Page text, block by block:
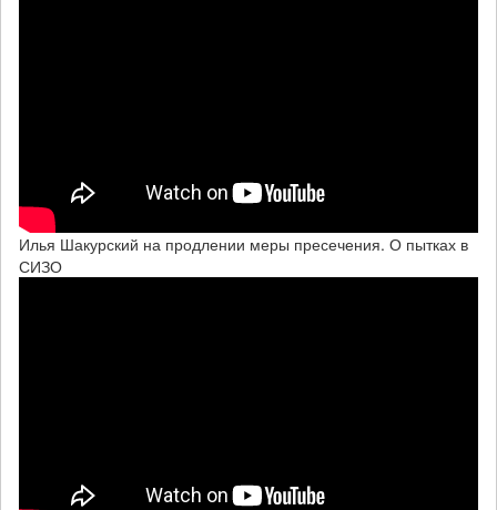
Илья Шакурский на продлении меры пресечения. О пытках в
СИЗО